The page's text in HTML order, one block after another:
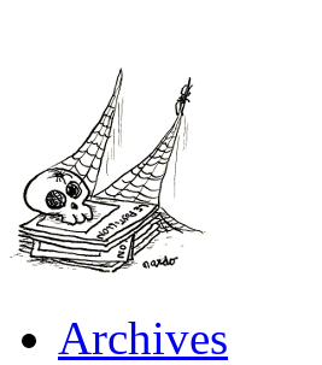
Archives